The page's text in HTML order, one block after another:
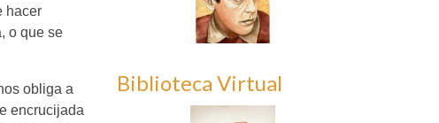
hacer
o que se
obliga a
encrucijada
Biblioteca Virtual